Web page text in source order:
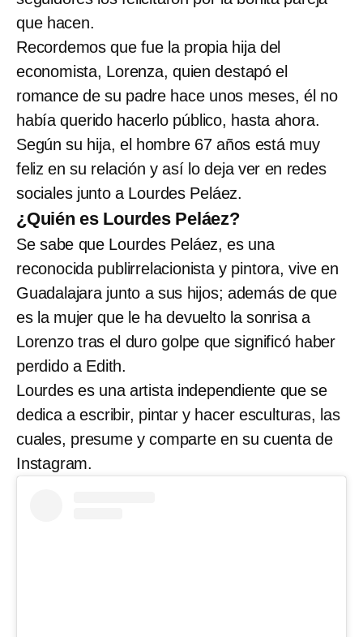
que hacen.
Recordemos que fue la propia hija del
economista, Lorenza, quien destapó el
romance de su padre hace unos meses, él no
había querido hacerlo público, hasta ahora.
Según su hija, el hombre 67 años está muy
feliz en su relación y así lo deja ver en redes
sociales junto a Lourdes Peláez.
¿Quién es Lourdes Peláez?
Se sabe que Lourdes Peláez, es una
reconocida publirrelacionista y pintora, vive en
Guadalajara junto a sus hijos; además de que
es la mujer que le ha devuelto la sonrisa a
Lorenzo tras el duro golpe que significó haber
perdido a Edith.
Lourdes es una artista independiente que se
dedica a escribir, pintar y hacer esculturas, las
cuales, presume y comparte en su cuenta de
Instagram.